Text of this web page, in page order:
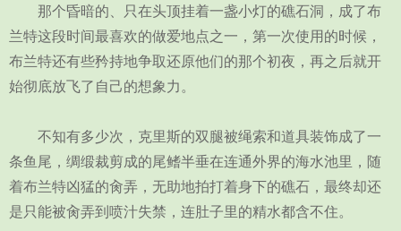
那个昏暗的、只在头顶挂着一盏小灯的礁石洞，成了布
兰特这段时间最喜欢的做爱地点之一，第一次使用的时候，
布兰特还有些矜持地争取还原他们的那个初夜，再之后就开
始彻底放飞了自己的想象力。
不知有多少次，克里斯的双腿被绳索和道具装饰成了一
条鱼尾，绸缎裁剪成的尾鳍半垂在连通外界的海水池里，随
着布兰特凶猛的肏弄，无助地拍打着身下的礁石，最终却还
是只能被肏弄到喷汁失禁，连肚子里的精水都含不住。